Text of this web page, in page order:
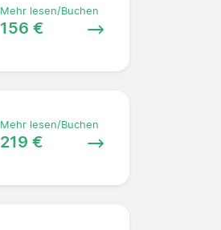
Mehr lesen/Buchen
156 €
Mehr lesen/Buchen
219 €